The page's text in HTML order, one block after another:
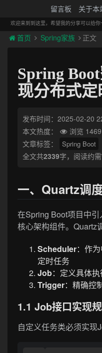
留言板 关于本
欢迎来到到这里，希望我的分享可以给你
首页 Spring家族 正文
Spring
现分布式定
发布时间：2025-02-20
本文热度：
浏览 1469
文章标签：
Spring Boot
全文共2339字，阅读约需
一、Quartz调
在Spring Boot项目中
核心架构组件。Quartz
Scheduler：作
定时任务
Job：定义具体
Trigger：精确控
1.1 Job接口实现
自定义任务类必须实现